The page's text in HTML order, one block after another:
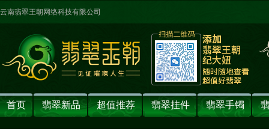
云南翡翠王朝网络科技有限公司
首页 翡翠新品 超值推荐 翡翠挂件 翡翠手镯